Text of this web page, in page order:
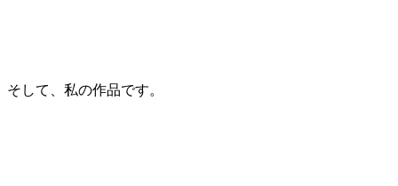
そして、私の作品です。